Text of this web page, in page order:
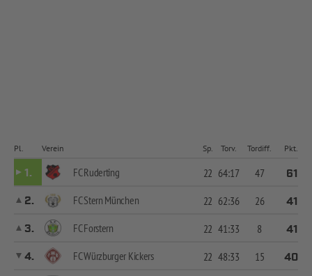
Pl. Verein Sp. Torv. Tordiff. Pkt.
1. FC Ruderting 22 64:17 47
61
2.
FC Stern München 22 62:36 26
41
3.
FC Forstern 22 41:33 8
41
4.
FC Würzburger Kickers 22 48:33 15
40